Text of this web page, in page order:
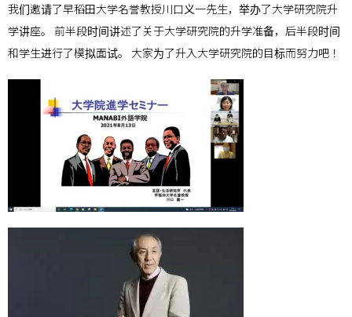
我们邀请了早稻田大学名誉教授川口义一先生，举办了大学研究院升
学讲座。 前半段时间讲述了关于大学研究院的升学准备，后半段时间
和学生进行了模拟面试。 大家为了升入大学研究院的目标而努力吧！